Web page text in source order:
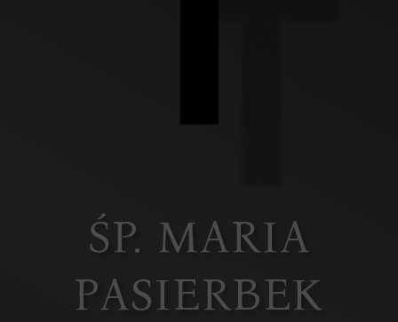
ŚP. MARIA
PASIERBEK